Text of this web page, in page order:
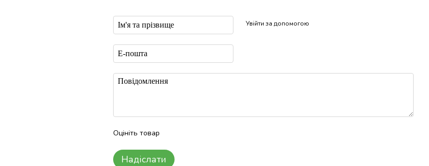
Увійти за допомогою
Оцініть товар
Надіслати